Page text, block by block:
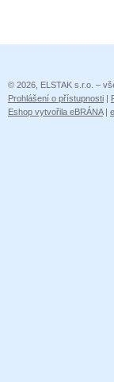
© 2026, ELSTAK s.r.o. –
Prohlášení o přístupnosti |
Eshop vytvořila eBRÁNA|